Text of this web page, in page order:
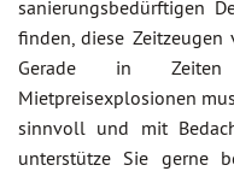
sanierungsbedürftigen
finden, diese
Gerade in
Mietpreisexplosionen
sinnvoll und mit
unterstütze Sie gerne